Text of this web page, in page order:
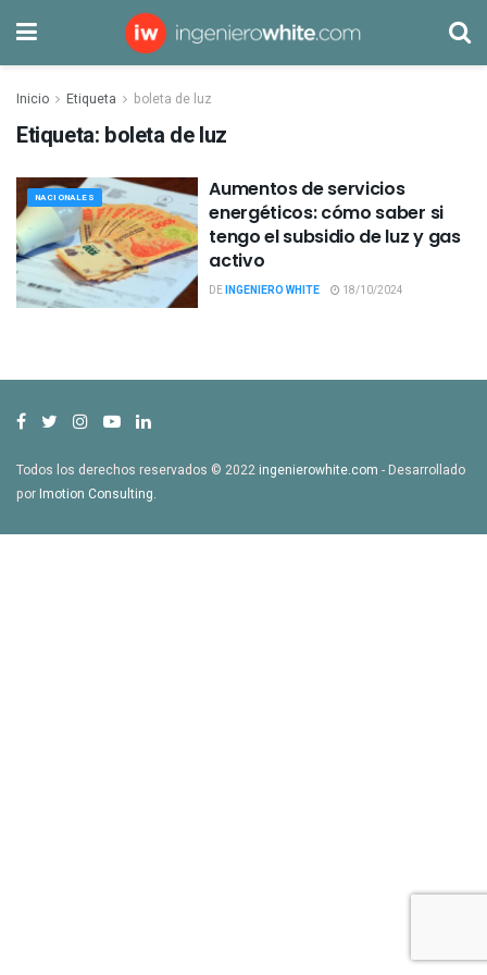
Inicio Etiqueta boleta de luz
Etiqueta: boleta de luz
NACIONALES
Aumentos de servicios
energéticos: cómo saber si
tengo el subsidio de luz y gas
activo
DEINGENIERO WHITE 18/10/2024
Todos los derechos reservados © 2022ingenierowhite.com - Desarrollado
porImotion Consulting.